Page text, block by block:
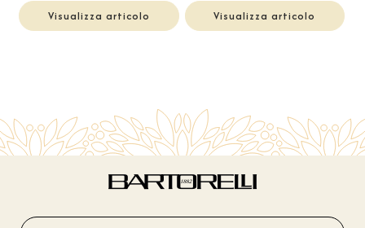
Visualizza articolo
Visualizza articolo